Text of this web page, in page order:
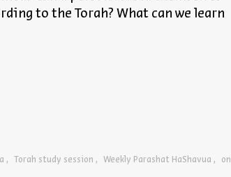
to the Torah? What can we learn
Torah study session Weekly Parashat HaShavua
on